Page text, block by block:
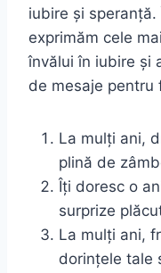
iubire și
exprimăm cele
învălui în iubire și
de mesaje pentru
La mulți ani,
plină de
Îți doresc o
surprize
La mulți ani,
dorințele tale